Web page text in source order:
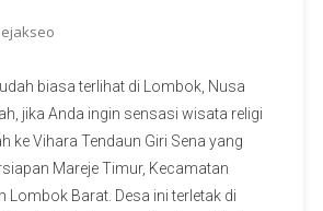
Jejakseo
biasa terlihat di Lombok, Nusa
jika Anda ingin sensasi wisata religi
ke Vihara Tendaun Giri Sena yang
Mareje Timur, Kecamatan
Lombok Barat. Desa ini terletak di